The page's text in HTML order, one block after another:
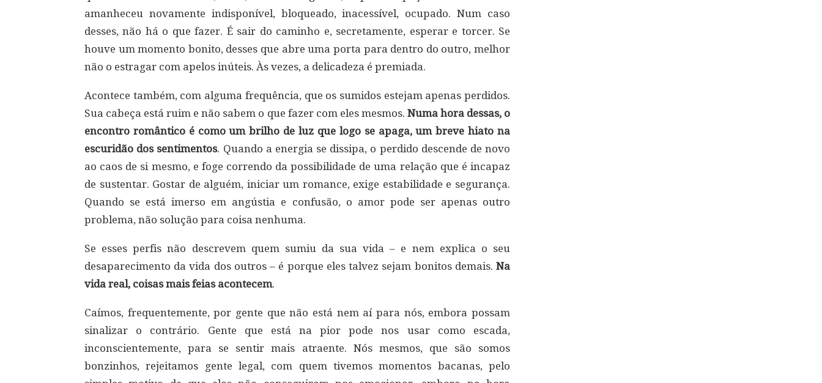
amanheceu novamente indisponível, bloqueado, inacessível, ocupado. Num caso
desses, não há o que fazer. É sair do caminho e, secretamente, esperar e torcer. Se
houve um momento bonito, desses que abre uma porta para dentro do outro, melhor
não o estragar com apelos inúteis. Às vezes, a delicadeza é premiada.
Acontece também, com alguma frequência, que os sumidos estejam apenas perdidos.
Sua cabeça está ruim e não sabem o que fazer com eles mesmos. Numa hora dessas, o
encontro romântico é como um brilho de luz que logo se apaga, um breve hiato na
escuridão dos sentimentos. Quando a energia se dissipa, o perdido descende de novo
ao caos de si mesmo, e foge correndo da possibilidade de uma relação que é incapaz
de sustentar. Gostar de alguém, iniciar um romance, exige estabilidade e segurança.
Quando se está imerso em angústia e confusão, o amor pode ser apenas outro
problema, não solução para coisa nenhuma.
Se esses perfis não descrevem quem sumiu da sua vida – e nem explica o seu
desaparecimento da vida dos outros – é porque eles talvez sejam bonitos demais. Na
vida real, coisas mais feias acontecem.
Caímos, frequentemente, por gente que não está nem aí para nós, embora possam
sinalizar o contrário. Gente que está na pior pode nos usar como escada,
inconscientemente, para se sentir mais atraente. Nós mesmos, que são somos
bonzinhos, rejeitamos gente legal, com quem tivemos momentos bacanas, pelo